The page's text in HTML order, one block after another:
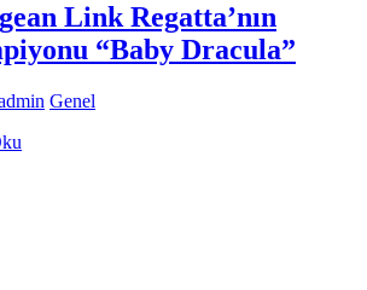
Link Regatta’nın
“Baby Dracula”
Genel